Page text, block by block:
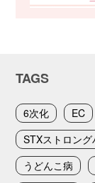
TAGS
6次化 EC
STXストロング
うどんこ病